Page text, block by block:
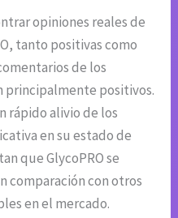
opiniones reales de
tanto positivas como
de los
principalmente positivos.
rápido alivio de los
en su estado de
que GlycoPRO se
comparación con otros
en el mercado.